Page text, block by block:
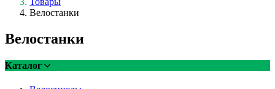
Велостанки
Велостанки
Каталог